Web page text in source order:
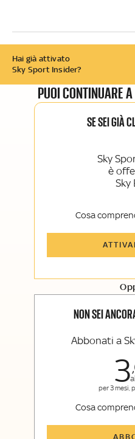
Hai già attivato
Sky Sport Insider?
PUOI CONTINUARE
SE SEI GIÀ
Sky
è
Sky
Cosa
Sky TG24 Insider
Sport e Sky
La newsletter
NON SEI
Abbonati a
3
per 3 mesi,
Cosa